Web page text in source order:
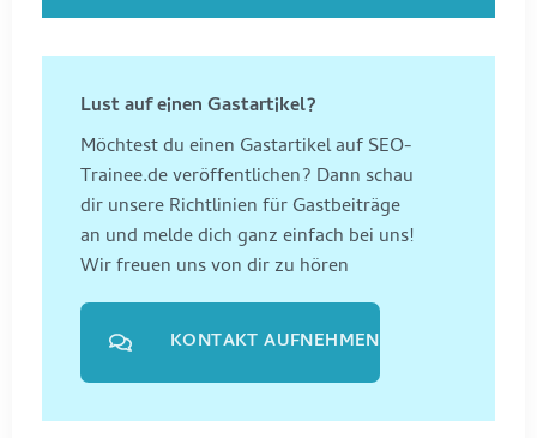
Lust auf einen Gastartikel?
Möchtest du einen Gastartikel auf SEO-
Trainee.de veröffentlichen? Dann schau
dir unsere Richtlinien für Gastbeiträge
an und melde dich ganz einfach bei uns!
Wir freuen uns von dir zu hören
KONTAKT AUFNEHMEN